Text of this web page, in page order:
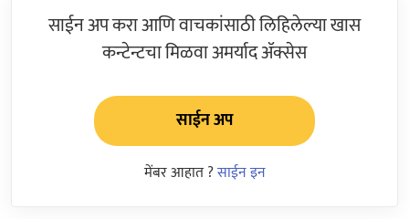
साईन अप करा आणि वाचकांसाठी लिहिलेल्या खास
कन्टेन्टचा मिळवा अमर्याद ॲक्सेस
साईन अप
मेंबर आहात ?साईन इन